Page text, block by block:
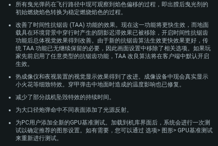
所有曳光弹药在飞行路径中现可观察到焰色偏移的过程，即出膛后曳光剂的
初始燃烧焰色转换为稳定燃烧焰色的过程。
改善了时间性抗锯齿 (TAA) 功能的效果。现在这一功能将更快生效，而地面
载具在环境背景中穿行时产生的阴影迟滞效果已被移除，开启时间性抗锯齿
功能后总体视觉效果得到改善。由于新的抗锯齿算法生效更快效果更好，传
统 TAA 功能已无继续保留的必要，因此画面设置中移除了相关选项。如果玩
家先前启用了任意类型的抗锯齿功能，TAA 改良算法将在客户端中默认开启
生效。
热成像仪和夜视装置的视觉显示效果得到了改进。成像设备中现会真实显示
小火花等细致特效。穿甲弹击中地面时造成的温度影响也已修复。
减少了部分战机坠毁特效的持续时间。
为大口径炮弹命中不同表面添加了光源反射。
为PC用户添加全新的GPU基准测试。加载到机库界面后，系统会进行一次测
试以确定推荐的图形设置。如有需要，您可以通过 选项> 图形> GPU基准测试
来重新进行测试。